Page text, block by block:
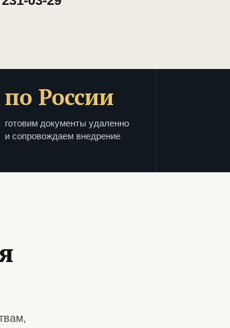
по России
готовим документы удаленно
и сопровождаем внедрение